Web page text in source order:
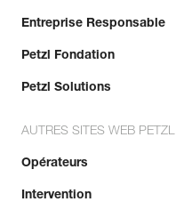
Entreprise Responsable
Petzl Fondation
Petzl Solutions
AUTRES SITES WEB PETZL
Opérateurs
Intervention